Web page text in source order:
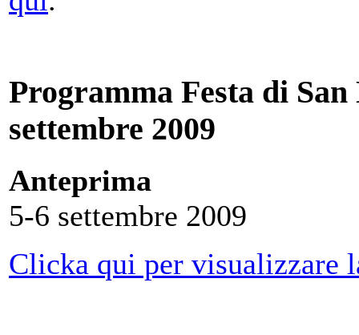
Programma Festa di
settembre 2009
Anteprima
5-6 settembre 2009
Clicka qui per visualizzare